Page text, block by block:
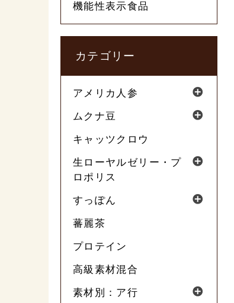
機能性表示食品
カテゴリー
アメリカ人参
ムクナ豆
キャッツクロウ
生ローヤルゼリー・プ
ロポリス
すっぽん
蕃麗茶
プロテイン
高級素材混合
素材別：ア行